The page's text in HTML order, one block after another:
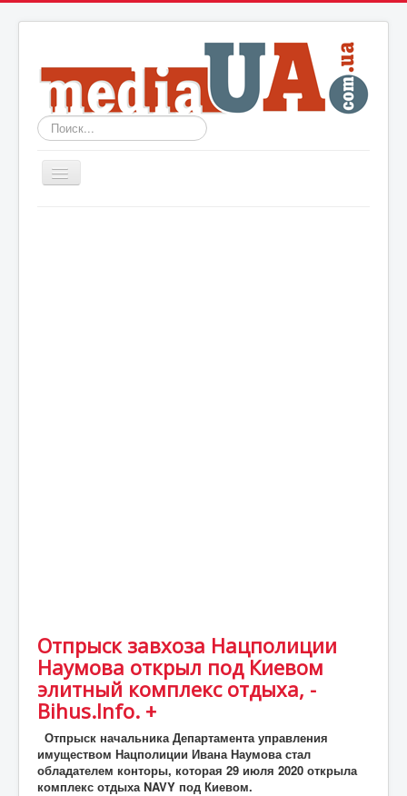
Искать...
Включить/
выключить
Происшествия
UA
ENG
DE
ES
Отпрыск завхоза Нацполиции
Наумова открыл под Киевом
элитный комплекс отдыха, -
Bihus.Info. +
Отпрыск начальника Департамента управления
имуществом Нацполиции Ивана Наумова стал
обладателем конторы, которая 29 июля 2020 открыла
комплекс отдыха NAVY под Киевом.